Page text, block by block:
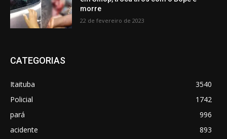
morre
22 de fevereiro de 2023
CATEGORIAS
Itaituba
3540
Policial
1742
pará
996
acidente
893